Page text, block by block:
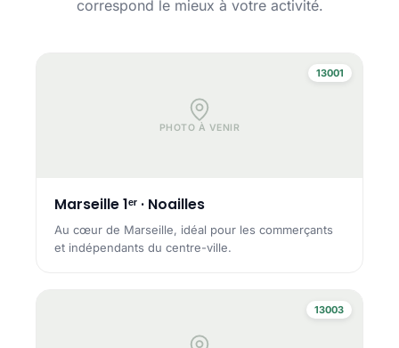
correspond le mieux à votre activité.
PHOTO À VENIR
13001
Marseille 1ᵉʳ · Noailles
Au cœur de Marseille, idéal pour les commerçants
et indépendants du centre-ville.
13003